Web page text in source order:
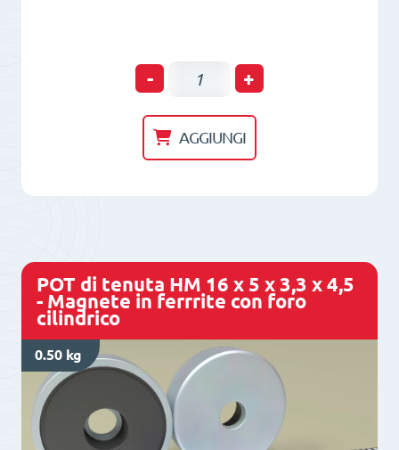
-
POT
tenuta
HM
-
Magnete
Alnico
con
foro
filettato
+
AGGIUNGI
POT di tenuta HM 16 x 5 x 3,3 x 4,5
- Magnete in ferrrite con foro
cilindrico
0.50 kg